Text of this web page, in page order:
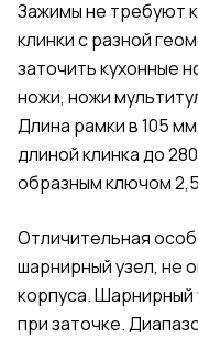
Зажимы не требуют
клинки с разной
заточить кухонные
ножи, ножи
Длина рамки в 105
длиной клинка до
образным ключом
Отличительная
шарнирный узел, не
корпуса. Шарнирный
при заточке.